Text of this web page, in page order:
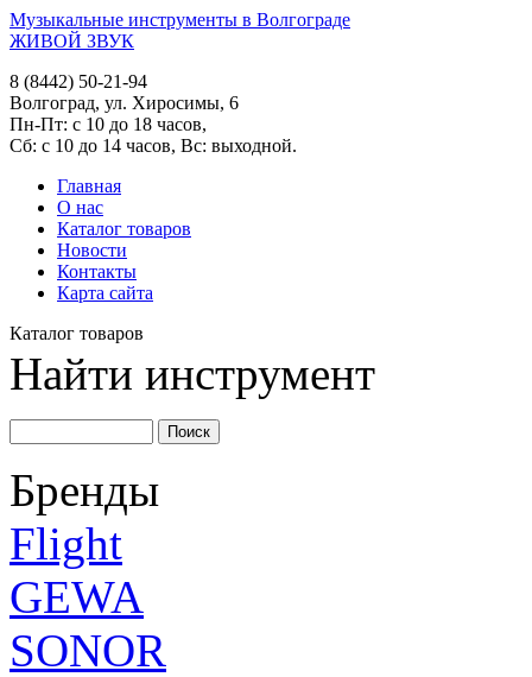
Музыкальные инструменты в Волгограде
ЖИВОЙ ЗВУК
8 (8442) 50-21-94
Волгоград, ул. Хиросимы, 6
Пн-Пт: с 10 до 18 часов,
Сб: с 10 до 14 часов, Вс: выходной.
Главная
О нас
Каталог товаров
Новости
Контакты
Карта сайта
Каталог товаров
Найти инструмент
Бренды
Flight
GEWA
SONOR